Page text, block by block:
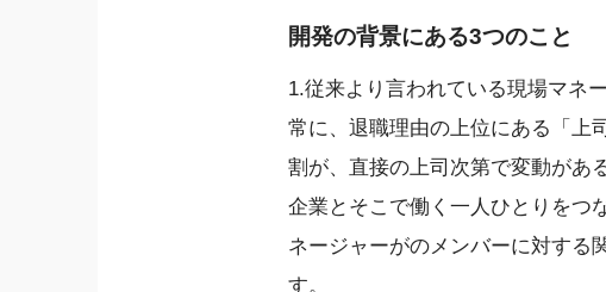
開発の背景にある3つのこと
1.従来より言われている現場マネ
常に、退職理由の上位にある「上
割が、直接の上司次第で変動があ
企業とそこで働く一人ひとりをつ
ネージャーがのメンバーに対する
す。